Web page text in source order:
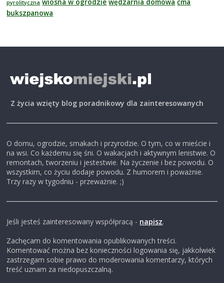
pyrolityczna
bukszpanowa
Z życia wzięty blog poradnikowy dla zainteresowanych
O domu, ogrodzie, smakach i przyrodzie. O tym, co w mieście i
na wsi. Co każdemu się śni. O wakacjach i aktywnym lenistwie. O
remontach, tworzeniu i jestestwie. Na życzenie i bez powodu. O
wszystkim, co życiu dodaje powodu. Z humorem i poważnie.
Trzy razy w tygodniu - przeważnie. ;)
Jeśli jesteś zainteresowany współpracą - napisz.
Zachęcam do komentowania opublikowanych treści.
Komentować można bez konieczności logowania się, jakkolwiek
zastrzegam sobie prawo do moderowania komentarzy, których
treść uznam za niedopuszczalną.